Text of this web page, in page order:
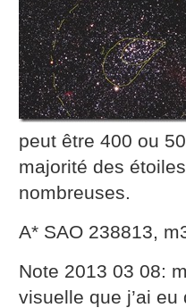
peut être 400 ou
majorité des
nombreuses.
A* SAO 238813,
Note 2013 03 08:
visuelle que j’ai eu